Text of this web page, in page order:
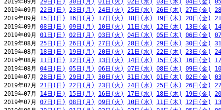
2019年09月 29日(日) 30日(月) 01日(火) 02日(水) 03日(木) 04日(金)
2019年09月 22日(日) 23日(月) 24日(火) 25日(水) 26日(木) 27日(金)
2019年09月 15日(日) 16日(月) 17日(火) 18日(水) 19日(木) 20日(金)
2019年09月 08日(日) 09日(月) 10日(火) 11日(水) 12日(木) 13日(金)
2019年09月 01日(日) 02日(月) 03日(火) 04日(水) 05日(木) 06日(金)
2019年08月 25日(日) 26日(月) 27日(火) 28日(水) 29日(木) 30日(金)
2019年08月 18日(日) 19日(月) 20日(火) 21日(水) 22日(木) 23日(金)
2019年08月 11日(日) 12日(月) 13日(火) 14日(水) 15日(木) 16日(金)
2019年08月 04日(日) 05日(月) 06日(火) 07日(水) 08日(木) 09日(金)
2019年07月 28日(日) 29日(月) 30日(火) 31日(水) 01日(木) 02日(金)
2019年07月 21日(日) 22日(月) 23日(火) 24日(水) 25日(木) 26日(金)
2019年07月 14日(日) 15日(月) 16日(火) 17日(水) 18日(木) 19日(金)
2019年07月 07日(日) 08日(月) 09日(火) 10日(水) 11日(木) 12日(金)